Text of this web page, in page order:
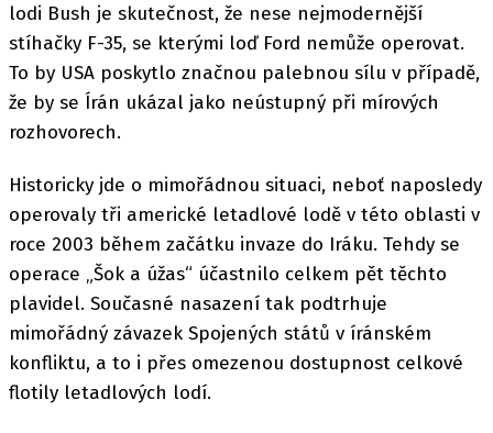
lodi Bush je skutečnost, že nese nejmodernější
stíhačky F-35, se kterými loď Ford nemůže operovat.
To by USA poskytlo značnou palebnou sílu v případě,
že by se Írán ukázal jako neústupný při mírových
rozhovorech.
Historicky jde o mimořádnou situaci, neboť naposledy
operovaly tři americké letadlové lodě v této oblasti v
roce 2003 během začátku invaze do Iráku. Tehdy se
operace „Šok a úžas“ účastnilo celkem pět těchto
plavidel. Současné nasazení tak podtrhuje
mimořádný závazek Spojených států v íránském
konfliktu, a to i přes omezenou dostupnost celkové
flotily letadlových lodí.